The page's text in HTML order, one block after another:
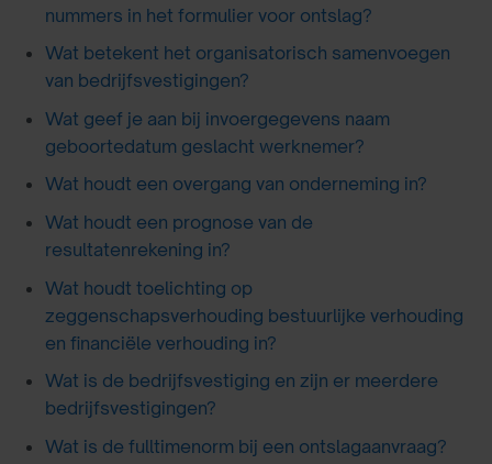
nummers in het formulier voor ontslag?
Wat betekent het organisatorisch samenvoegen
van bedrijfsvestigingen?
Wat geef je aan bij invoergegevens naam
geboortedatum geslacht werknemer?
Wat houdt een overgang van onderneming in?
Wat houdt een prognose van de
resultatenrekening in?
Wat houdt toelichting op
zeggenschapsverhouding bestuurlijke verhouding
en financiële verhouding in?
Wat is de bedrijfsvestiging en zijn er meerdere
bedrijfsvestigingen?
Wat is de fulltimenorm bij een ontslagaanvraag?